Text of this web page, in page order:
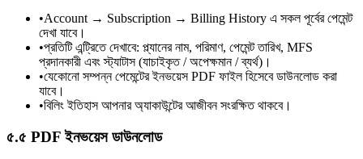
•Account → Subscription → Billing History এ সকল পূর্বের পেমেন্ট
দেখা যাবে।
•প্রতিটি এন্ট্রিতে দেখাবে: প্ল্যানের নাম, পরিমাণ, পেমেন্ট তারিখ, MFS
প্রদানকারী এবং স্ট্যাটাস (যাচাইকৃত / অপেক্ষমান / ব্যর্থ)।
•যেকোনো সম্পন্ন পেমেন্টের ইনভয়েস PDF ফাইল হিসেবে ডাউনলোড করা
যাবে।
•বিলিং ইতিহাস আপনার অ্যাকাউন্টের আজীবন সংরক্ষিত থাকবে।
৫.৫ PDF ইনভয়েস ডাউনলোড